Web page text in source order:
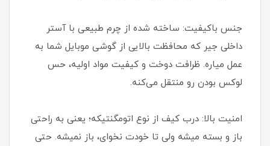
جنس باکیفیت: ساخته شده از چرم طبیعی با آستر
داخلی جیر که محافظت بالایی از گوشی موبایل شما به
عمل میاره. ظرافت دوخت و کیفیت مواد اولیه، حس
لوکس بودن رو منتقل می‌کنه.
امنیت بالا: درب کیف از نوع اتومگنتیکه؛ یعنی به راحتی
باز و بسته میشه ولی تا خودت نخوای، باز نمیشه. حتی